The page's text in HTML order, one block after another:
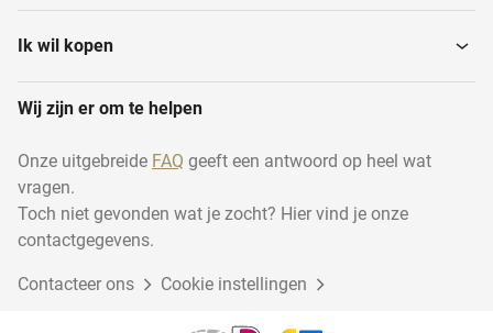
Eiken balken en
Douglas
Kersen
Ik wil kopen
Wij zijn er om te helpen
Onze uitgebreide FAQ geeft een antwoord op heel wat
vragen.
Toch niet gevonden wat je zocht? Hier vind je onze
contactgegevens.
Contacteer ons Cookie instellingen